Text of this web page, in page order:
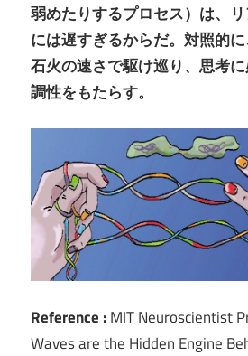
弱めたりするプロセス）は、
には遅すぎるからだ。対照的
石火の速さで駆け巡り、思考
調性をもたらす。
Reference :MIT Neuroscientist
Waves are the Hidden Engine